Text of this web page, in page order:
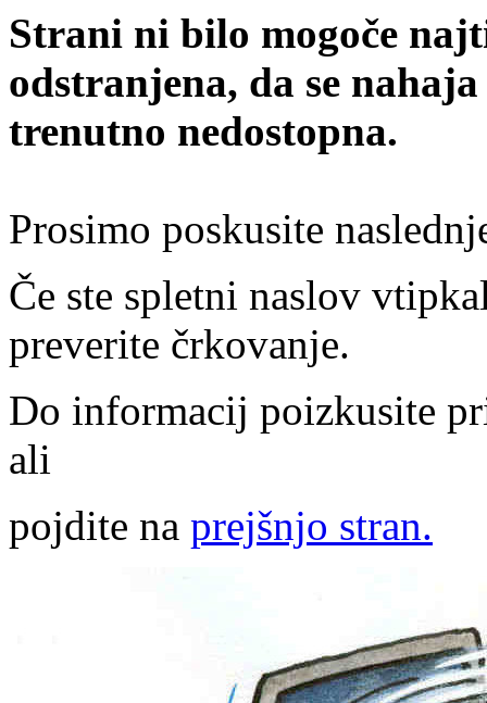
Strani ni bilo mogoče
odstranjena, da se
trenutno nedostopna.
Prosimo poskusite
Če ste spletni naslov
preverite črkovanje.
Do informacij poizkusite
ali
pojdite na prejšnjo stran.